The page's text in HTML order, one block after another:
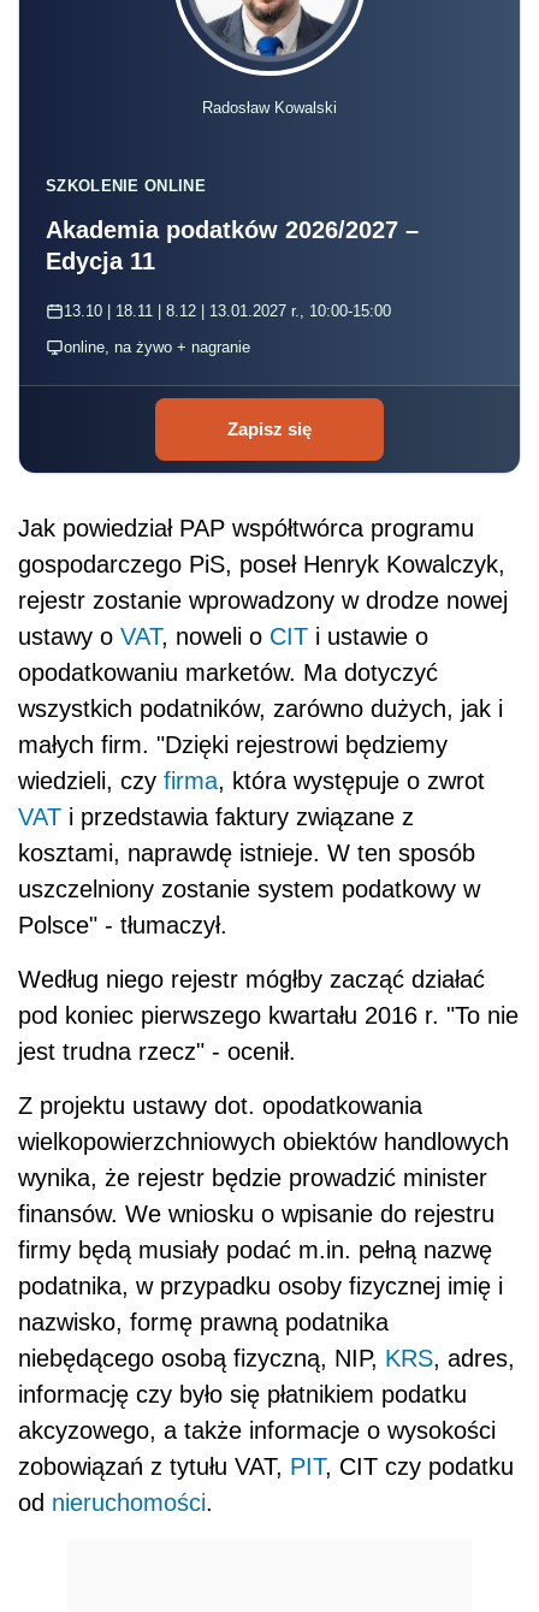
Radosław Kowalski
SZKOLENIE ONLINE
Akademia podatków 2026/2027 –
Edycja 11
13.10 | 18.11 | 8.12 | 13.01.2027 r., 10:00-15:00
online, na żywo + nagranie
Zapisz się
Jak powiedział PAP współtwórca programu
gospodarczego PiS, poseł Henryk Kowalczyk,
rejestr zostanie wprowadzony w drodze nowej
ustawy o VAT, noweli o CIT i ustawie o
opodatkowaniu marketów. Ma dotyczyć
wszystkich podatników, zarówno dużych, jak i
małych firm. "Dzięki rejestrowi będziemy
wiedzieli, czy firma, która występuje o zwrot
VAT i przedstawia faktury związane z
kosztami, naprawdę istnieje. W ten sposób
uszczelniony zostanie system podatkowy w
Polsce" - tłumaczył.
Według niego rejestr mógłby zacząć działać
pod koniec pierwszego kwartału 2016 r. "To nie
jest trudna rzecz" - ocenił.
Z projektu ustawy dot. opodatkowania
wielkopowierzchniowych obiektów handlowych
wynika, że rejestr będzie prowadzić minister
finansów. We wniosku o wpisanie do rejestru
firmy będą musiały podać m.in. pełną nazwę
podatnika, w przypadku osoby fizycznej imię i
nazwisko, formę prawną podatnika
niebędącego osobą fizyczną, NIP, KRS, adres,
informację czy było się płatnikiem podatku
akcyzowego, a także informacje o wysokości
zobowiązań z tytułu VAT, PIT, CIT czy podatku
od nieruchomości.